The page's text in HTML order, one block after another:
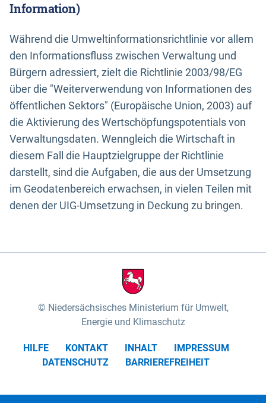
Information)
Während die Umweltinformationsrichtlinie vor allem
den Informationsfluss zwischen Verwaltung und
Bürgern adressiert, zielt die Richtlinie 2003/98/EG
über die "Weiterverwendung von Informationen des
öffentlichen Sektors" (Europäische Union, 2003) auf
die Aktivierung des Wertschöpfungspotentials von
Verwaltungsdaten. Wenngleich die Wirtschaft in
diesem Fall die Hauptzielgruppe der Richtlinie
darstellt, sind die Aufgaben, die aus der Umsetzung
im Geodatenbereich erwachsen, in vielen Teilen mit
denen der UIG-Umsetzung in Deckung zu bringen.
Niedersächsisches Ministerium für Umwelt,
Energie und Klimaschutz
HILFE KONTAKT INHALT
IMPRESSUM
DATENSCHUTZ
BARRIEREFREIHEIT